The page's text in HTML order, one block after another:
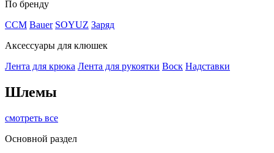
По бренду
CCM Bauer SOYUZ Заряд
Аксессуары для клюшек
Лента для крюка Лента для рукоятки Воск Надставки
Шлемы
смотреть все
Основной раздел